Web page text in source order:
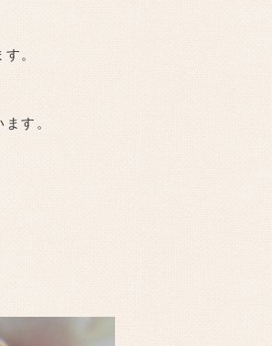
。
す。